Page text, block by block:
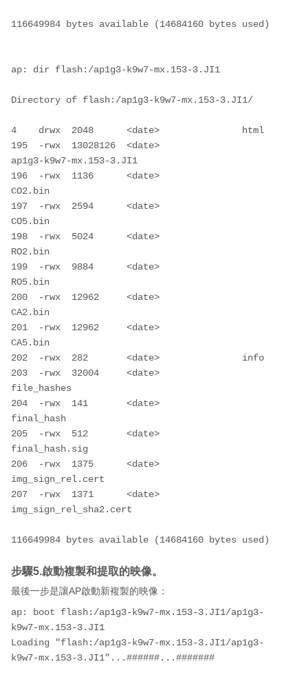
116649984 bytes available (14684160 bytes used)
ap: dir flash:/ap1g3-k9w7-mx.153-3.JI1
Directory of flash:/ap1g3-k9w7-mx.153-3.JI1/
4    drwx  2048      <date>               html
195  -rwx  13028126  <date>
ap1g3-k9w7-mx.153-3.JI1
196  -rwx  1136      <date>
CO2.bin
197  -rwx  2594      <date>
CO5.bin
198  -rwx  5024      <date>
RO2.bin
199  -rwx  9884      <date>
RO5.bin
200  -rwx  12962     <date>
CA2.bin
201  -rwx  12962     <date>
CA5.bin
202  -rwx  282       <date>               info
203  -rwx  32004     <date>
file_hashes
204  -rwx  141       <date>
final_hash
205  -rwx  512       <date>
final_hash.sig
206  -rwx  1375      <date>
img_sign_rel.cert
207  -rwx  1371      <date>
img_sign_rel_sha2.cert
116649984 bytes available (14684160 bytes used)
步驟5.啟動複製和提取的映像。
最後一步是讓AP啟動新複製的映像：
ap: boot flash:/ap1g3-k9w7-mx.153-3.JI1/ap1g3-
k9w7-mx.153-3.JI1
Loading "flash:/ap1g3-k9w7-mx.153-3.JI1/ap1g3-
k9w7-mx.153-3.JI1"...######...#######